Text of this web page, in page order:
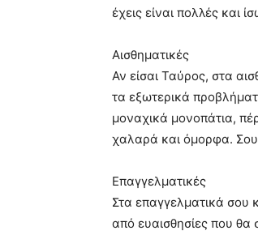
έχεις είναι πολλές και
Αισθηματικές
Αν είσαι Ταύρος, στα
τα εξωτερικά
μοναχικά μονοπάτια,
χαλαρά και όμορφα. Σου
Επαγγελματικές
Στα επαγγελματικά σου
από ευαισθησίες που θα